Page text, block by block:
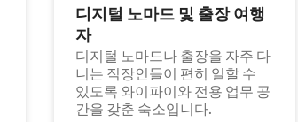
디지털 노마드 및 출장 여행
자
디지털 노마드나 출장을 자주 다
니는 직장인들이 편히 일할 수
있도록 와이파이와 전용 업무 공
간을 갖춘 숙소입니다.